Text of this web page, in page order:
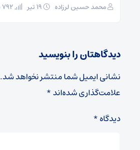
محمد حسین لرزاده
دیدگاهتان را بنویسید
نشانی ایمیل شما منتشر نخواهد شد.
علامت‌گذاری شده‌اند*
دیدگاه*